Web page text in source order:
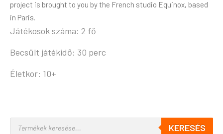
project is brought to you by the French studio Equinox, based
in Paris.
Játékosok száma: 2 fő
Becsült játékidő: 30 perc
Életkor: 10+
KERESÉS